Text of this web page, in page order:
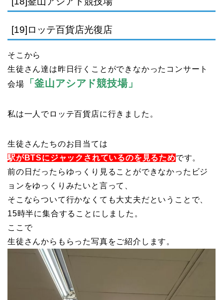
[19]ロッテ百貨店光復店
そこから
生徒さん達は昨日行くことができなかったコンサート
会場
「釜山アシアド競技場」
私は一人でロッテ百貨店に行きました。
生徒さんたちのお目当ては
駅がBTSにジャックされているのを見るためです。
前の日だったらゆっくり見ることができなかったビジ
ョンをゆっくりみたいと言って、
そこならついて行かなくても大丈夫だということで、
15時半に集合することにしました。
ここで
生徒さんからもらった写真をご紹介します。